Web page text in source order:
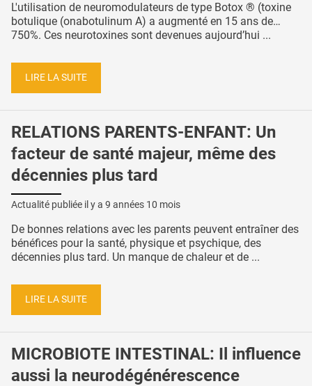
L'utilisation de neuromodulateurs de type Botox ® (toxine
botulique (onabotulinum A) a augmenté en 15 ans de…
750%. Ces neurotoxines sont devenues aujourd’hui ...
LIRE LA SUITE
RELATIONS PARENTS-ENFANT: Un
facteur de santé majeur, même des
décennies plus tard
Actualité publiée il y a 9 années 10 mois
De bonnes relations avec les parents peuvent entraîner des
bénéfices pour la santé, physique et psychique, des
décennies plus tard. Un manque de chaleur et de ...
LIRE LA SUITE
MICROBIOTE INTESTINAL: Il influence
aussi la neurodégénérescence